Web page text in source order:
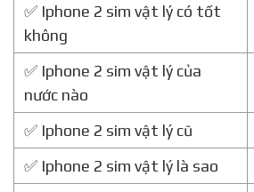
iPhone XS Max 2 SIM vật lý của
iPhone 13 2 sim vật lý
iPhone 8 Plus có dùng được 2 SIM
iPhone 2 SIM là loại nào
✅ Iphone sim vật lý là gì
✅ Iphone 2 sim vật lý có tốt
không